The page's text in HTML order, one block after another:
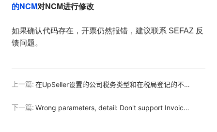
的NCM对NCM进行修改
如果确认代码存在，开票仍然报错，建议联系 SEFAZ 反
馈问题。
上一篇: 在UpSeller设置的公司税务类型和在税局登记的不一致，如何解决？
下一篇: Wrong parameters, detail: Don't support Invoice Issuer now, please switch Shop Default to upload